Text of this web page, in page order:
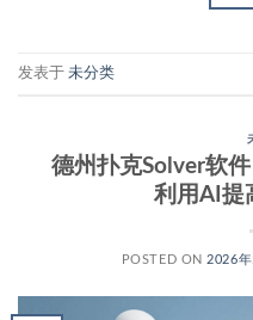
发表于 未分类
德州扑克Solver软
利用AI提
POSTED ON 2026